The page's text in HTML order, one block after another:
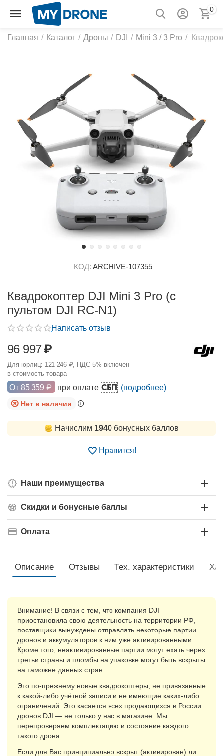
0
Главная / Каталог / Дроны / DJI / Mini 3 / 3 Pro /
КОД: ARCHIVE-107355
Квадрокоптер DJI Mini 3 Pro (с
пультом DJI RC-N1)
Написать отзыв
96 997₽
Для юрлиц: 121 246 ₽, НДС 5% включен
в стоимость товара
От 85 359 ₽ при оплатеСБП (подробнее)
Нет в наличии
Начислим 1940бонусных баллов
Нравится!
Наши преимущества
Скидки и бонусные баллы
Оплата
Описание Отзывы Тех. xарактеристики
Внимание! В связи с тем, что компания DJI
приостановила свою деятельность на территории РФ,
поставщики вынуждены отправлять некоторые партии
дронов и аккумуляторов к ним уже активированными.
Кроме того, неактивированные партии могут ехать через
третьи страны и пломбы на упаковке могут быть вскрыты
на таможне данных стран.
Это по-прежнему новые квадрокоптеры, не привязанные
к какой-либо учётной записи и не имеющие каких-либо
ограничений. Это касается всех продающихся в России
дронов DJI — не только у нас в магазине. Мы
перепроверяем комплектацию и состояние каждого
такого дрона.
Если для Вас принципиально вскрыт (активирован) ли